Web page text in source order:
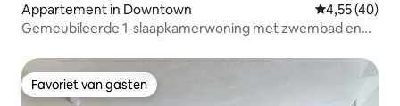
Appartement in Downtown Gemiddelde
4,55 (40)
Gemeubileerde 1-slaapkamerwoning met zwembad en
Favoriet van gasten
Favoriet van gasten